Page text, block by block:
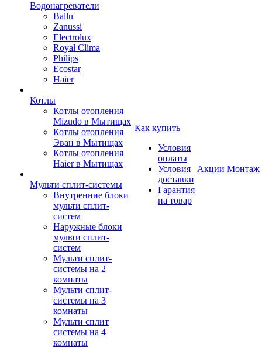
Водонагреватели
Ballu
Zanussi
Electrolux
Royal Clima
Philips
Ecostar
Haier
Котлы
Котлы отопления
Mizudo в Мытищах
Котлы отопления
Эван в Мытищах
Котлы отопления
Haier в Мытищах
Мульти сплит-системы
Внутренние блоки
мульти сплит-
систем
Наружные блоки
мульти сплит-
систем
Мульти сплит-
системы на 2
комнаты
Мульти сплит-
системы на 3
комнаты
Мульти сплит
системы на 4
комнаты
Как купить
Условия
оплаты
Условия
доставки
Гарантия
на товар
Акции Монтаж